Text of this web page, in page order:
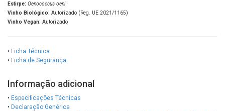
Estirpe: Oenococcus oeni
Vinho Biológico: Autorizado (Reg. UE 2021/1165)
Vinho Vegan: Autorizado
• Ficha Técnica
• Ficha de Segurança
Informação adicional
• Especificações Técnicas
• Declaração Genérica